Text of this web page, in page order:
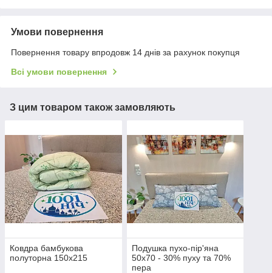
Умови повернення
Повернення товару впродовж 14 днів за рахунок покупця
Всі умови повернення
З цим товаром також замовляють
Ковдра бамбукова
полуторна 150х215
Подушка пухо-пір'яна
50х70 - 30% пуху та 70%
пера